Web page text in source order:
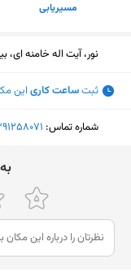
مسیریابی
نور، آیت اله خامنه ای، بین
ثبتساعت کاری این
شماره تماس: